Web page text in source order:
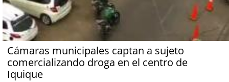
Cámaras municipales captan a sujeto
comercializando droga en el centro de
Iquique